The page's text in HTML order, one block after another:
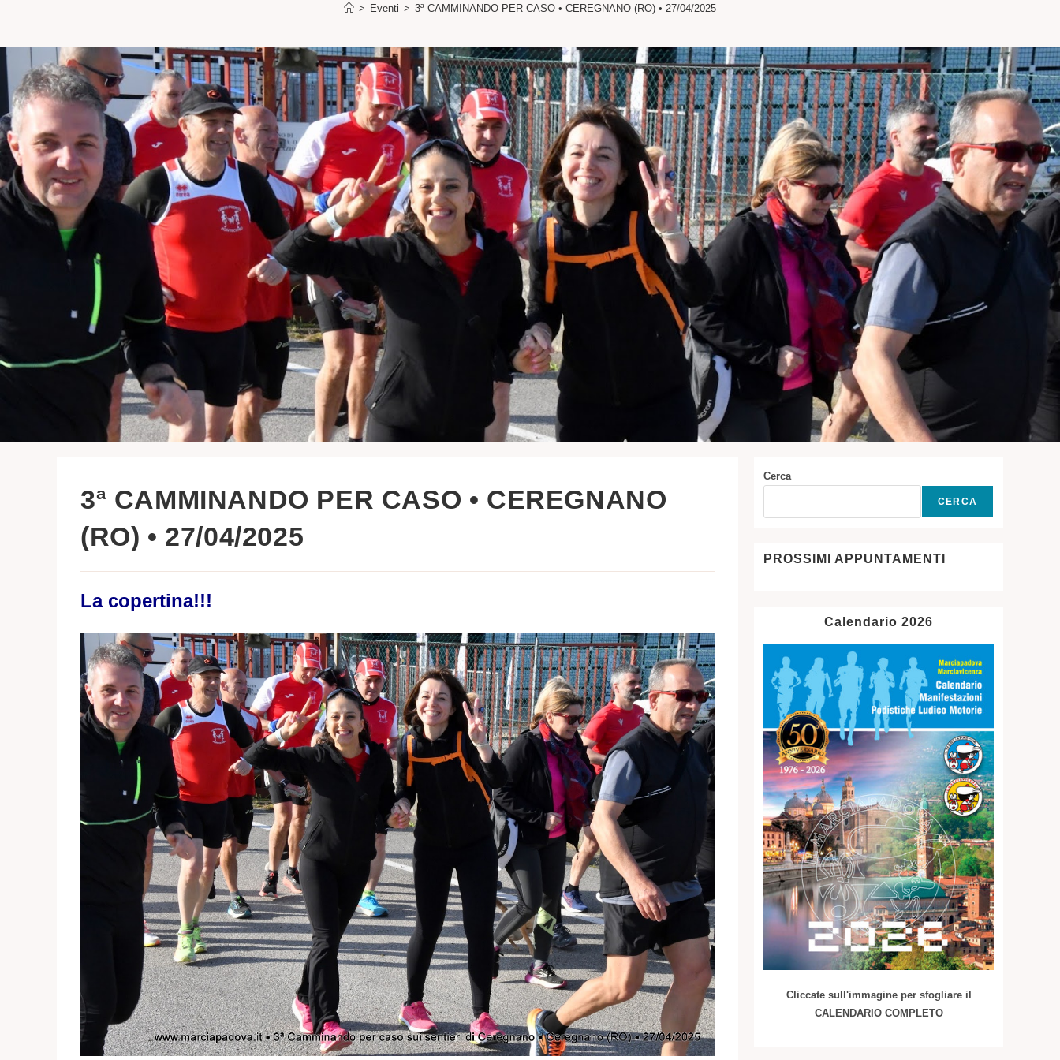
WEB
> Eventi > 3ª CAMMINANDO PER CASO • CEREGNANO (RO) • 27/04/2025
3ª CAMMINANDO PER CASO • CEREGNANO
(RO) • 27/04/2025
La copertina!!!
Cerca
CERCA
PROSSIMI APPUNTAMENTI
Calendario 2026
Cliccate sull'immagine per sfogliare il
CALENDARIO COMPLETO